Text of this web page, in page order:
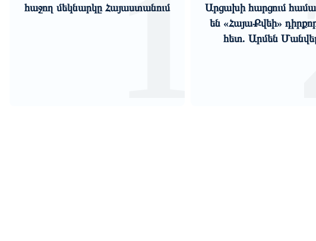
Արցախի հարցում համակարծիք
2
խորացող
«Փաստ»